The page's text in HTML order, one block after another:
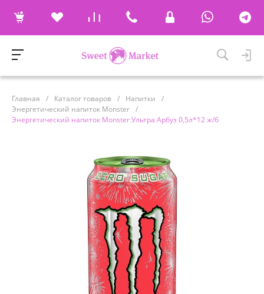
Главная / Каталог товаров / Напитки
/
Энергетический напиток Monster /
Энергетический напиток Monster Ультра Арбуз 0,5л*12 ж/б